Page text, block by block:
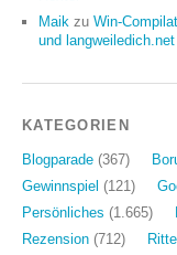
Maik zu Win-
und langweiledich.net
KATEGORIEN
Blogparade (367)
Gewinnspiel (121)
Persönliches (1.665)
Rezension (712)